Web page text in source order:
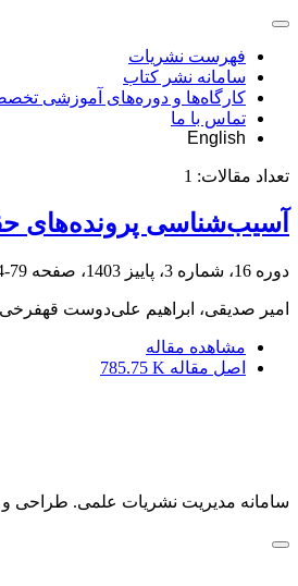
فهرست نشریات
سامانه نشر کتاب
کارگاه‌ها و دوره‌های آموزشی
تماس با ما
English
تعداد مقالات: 1
آسیب‌شناسی پرونده‌های
دوره 16، شماره 3، پاییز 1403، صفحه 79-64
امیر صدیقی، ابراهیم علی‌دوست
مشاهده مقاله
اصل مقاله 785.75 K
سامانه مدیریت نشریات علمی. طراحی و